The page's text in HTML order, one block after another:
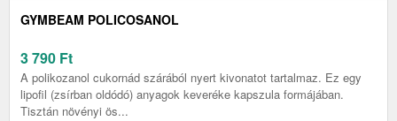
GYMBEAM POLICOSANOL
3 790 Ft
A polikozanol cukornád szárából nyert kivonatot tartalmaz. Ez egy
lipofil (zsírban oldódó) anyagok keveréke kapszula formájában.
Tisztán növényi ös...